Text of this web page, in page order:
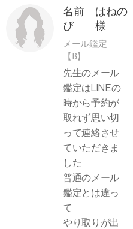
名前 はねの
び 様
メール鑑定
【B】
先生のメール
鑑定はLINEの
時から予約が
取れず思い切
って連絡させ
ていただきま
した
普通のメール
鑑定とは違っ
て
やり取りが出